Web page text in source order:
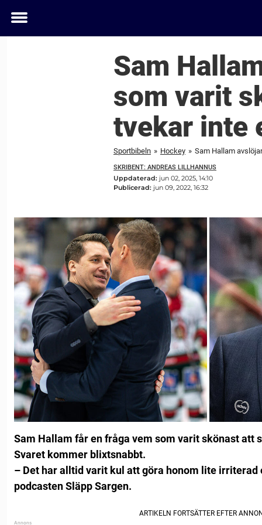
Toggle
Sam
som varit
tvekar inte
Sportbibeln » Hockey » Sam Hallam
SKRIBENT: ANDREAS LILLHANNUS
Uppdaterad: jun 02, 2025, 14:10
Publicerad: jun 09, 2022, 16:32
Sam Hallam får en fråga vem som varit skönast att
Svaret kommer blixtsnabbt.
– Det har alltid varit kul att göra honom lite irriterad
podcasten Släpp Sargen.